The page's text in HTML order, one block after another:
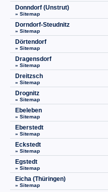
Donndorf (Unstrut)
» Sitemap
Dorndorf-Steudnitz
» Sitemap
Dörtendorf
» Sitemap
Dragensdorf
» Sitemap
Dreitzsch
» Sitemap
Drognitz
» Sitemap
Ebeleben
» Sitemap
Eberstedt
» Sitemap
Eckstedt
» Sitemap
Egstedt
» Sitemap
Eicha (Thüringen)
» Sitemap